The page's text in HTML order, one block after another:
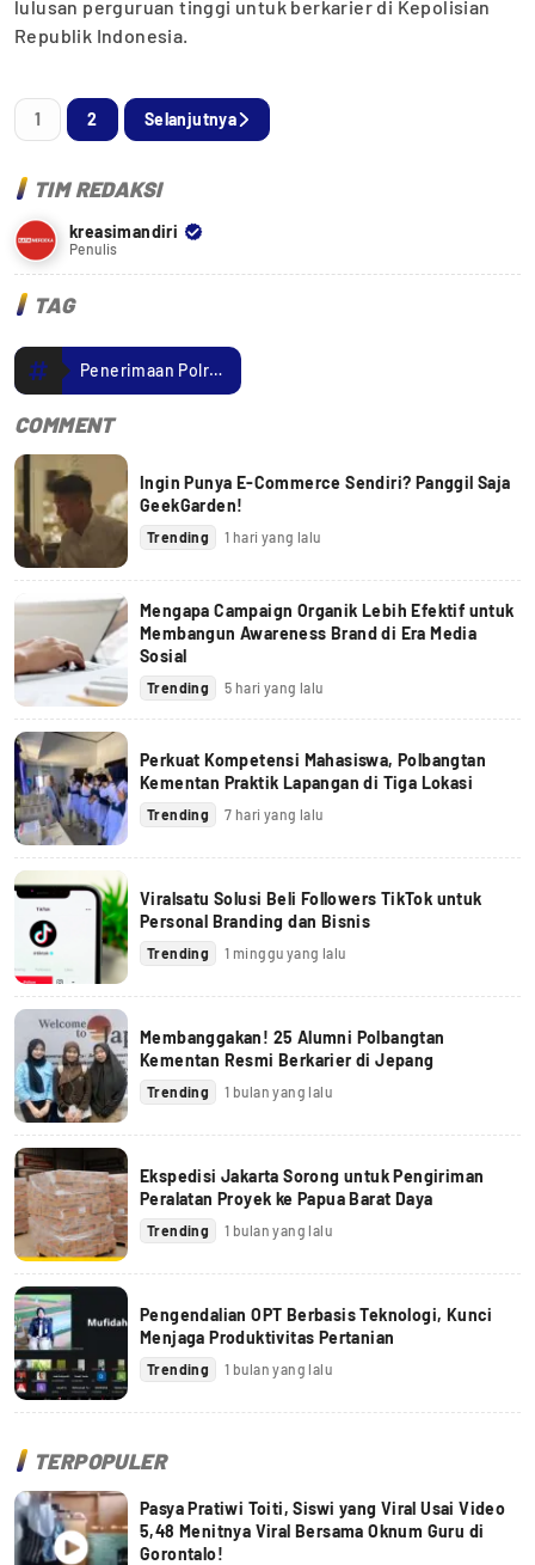
lulusan perguruan tinggi untuk berkarier di Kepolisian
Republik Indonesia.
1 2 Selanjutnya
TIM REDAKSI
kreasimandiri
Penulis
TAG
Penerimaan Polri 2025
COMMENT
Ingin Punya E-Commerce Sendiri? Panggil Saja
GeekGarden!
Trending 1 hari yang lalu
Mengapa Campaign Organik Lebih Efektif untuk
Membangun Awareness Brand di Era Media
Sosial
Trending 5 hari yang lalu
Perkuat Kompetensi Mahasiswa, Polbangtan
Kementan Praktik Lapangan di Tiga Lokasi
Trending 7 hari yang lalu
Viralsatu Solusi Beli Followers TikTok untuk
Personal Branding dan Bisnis
Trending 1 minggu yang lalu
Membanggakan! 25 Alumni Polbangtan
Kementan Resmi Berkarier di Jepang
Trending 1 bulan yang lalu
Ekspedisi Jakarta Sorong untuk Pengiriman
Peralatan Proyek ke Papua Barat Daya
Trending 1 bulan yang lalu
Pengendalian OPT Berbasis Teknologi, Kunci
Menjaga Produktivitas Pertanian
Trending 1 bulan yang lalu
TERPOPULER
Pasya Pratiwi Toiti, Siswi yang Viral Usai Video
5,48 Menitnya Viral Bersama Oknum Guru di
Gorontalo!